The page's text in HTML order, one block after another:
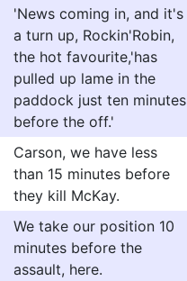
'News coming in, and it's
a turn up, Rockin'Robin,
the hot favourite,'has
pulled up lame in the
paddock just ten minutes
before the off.'
Carson, we have less
than 15 minutes before
they kill McKay.
We take our position 10
minutes before the
assault, here.